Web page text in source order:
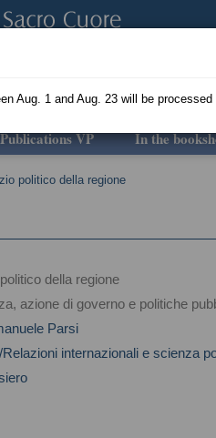
Publications VP In the
politico della regione
della regione
azione di governo e politiche
Parsi
internazionali e scienza
Aug. 1 and Aug. 23 will be